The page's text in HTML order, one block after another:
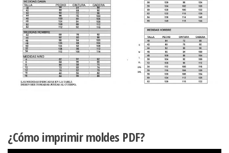
¿Cómo imprimir moldes PDF?